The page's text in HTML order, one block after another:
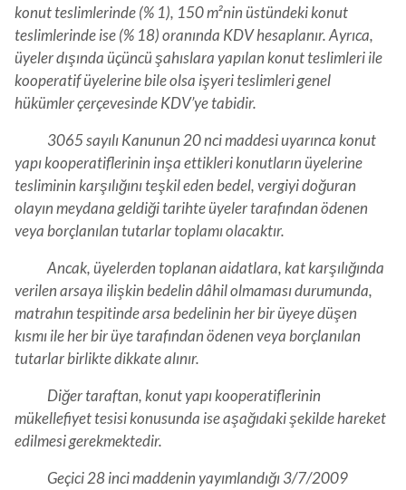
konut teslimlerinde (% 1), 150 m²nin üstündeki konut
teslimlerinde ise (% 18) oranında KDV hesaplanır. Ayrıca,
üyeler dışında üçüncü şahıslara yapılan konut teslimleri ile
kooperatif üyelerine bile olsa işyeri teslimleri genel
hükümler çerçevesinde KDV’ye tabidir.
3065 sayılı Kanunun 20 nci maddesi uyarınca konut
yapı kooperatiflerinin inşa ettikleri konutların üyelerine
tesliminin karşılığını teşkil eden bedel, vergiyi doğuran
olayın meydana geldiği tarihte üyeler tarafından ödenen
veya borçlanılan tutarlar toplamı olacaktır.
Ancak, üyelerden toplanan aidatlara, kat karşılığında
verilen arsaya ilişkin bedelin dâhil olmaması durumunda,
matrahın tespitinde arsa bedelinin her bir üyeye düşen
kısmı ile her bir üye tarafından ödenen veya borçlanılan
tutarlar birlikte dikkate alınır.
Diğer taraftan, konut yapı kooperatiflerinin
mükellefiyet tesisi konusunda ise aşağıdaki şekilde hareket
edilmesi gerekmektedir.
Geçici 28 inci maddenin yayımlandığı 3/7/2009